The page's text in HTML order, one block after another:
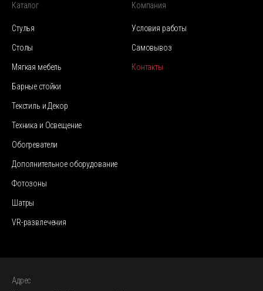
Каталог
Стулья
Столы
Мягкая мебель
Барные стойки
Текстиль и Декор
Техника и Освещение
Обогреватели
Дополнительное оборудование
Фотозоны
Шатры
VR-развлечения
Компания
Условия работы
Самовывоз
Контакты
Адрес